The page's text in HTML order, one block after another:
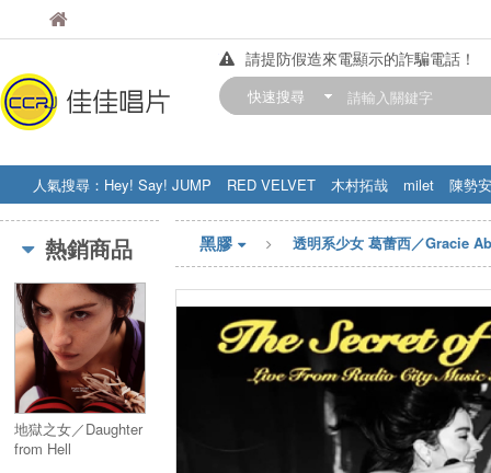
佳佳唱片
請提防假造來電顯示的詐騙電話！
【中華門市營業時間調整公告】
快速搜尋
人氣搜尋： Hey! Say! JUMP RED VELVET 木村拓哉 milet
陳勢安
STRAY KIDS
盧廣仲 周杰伦
熱銷商品
地獄之女／Daughter
from Hell
黑膠 透明系少女 葛蕾西／Gracie